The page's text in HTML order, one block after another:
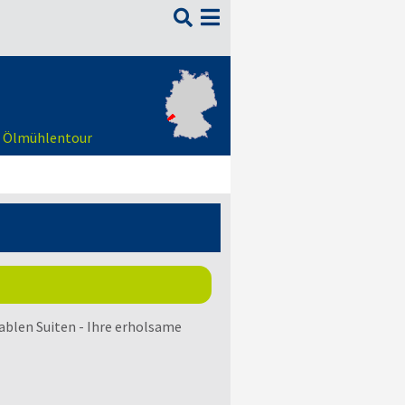

Ölmühlentour
Suiten - Ihre erholsame